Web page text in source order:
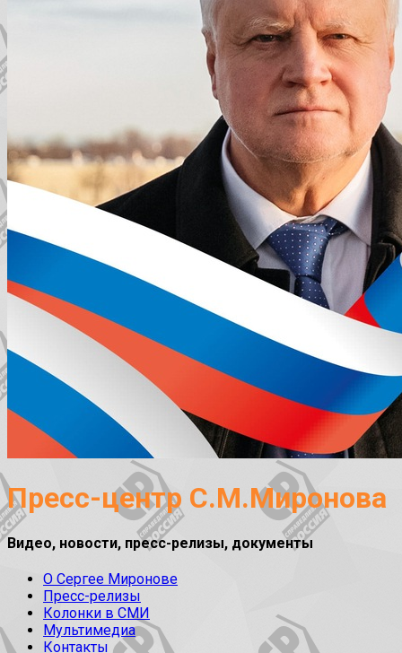
Пресс-центр С.М.Миронова
Видео, новости, пресс-релизы, документы
О Сергее Миронове
Пресс-релизы
Колонки в СМИ
Мультимедиа
Контакты